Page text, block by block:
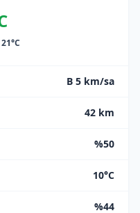
21°C
B 5 km/sa
42 km
%50
10°C
%44